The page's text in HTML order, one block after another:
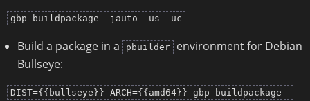
gbp buildpackage -jauto -us -uc
Build a package in a pbuilder
environment for Debian
Bullseye:
DIST={{bullseye}} ARCH={{amd64}} gbp buildpackage -